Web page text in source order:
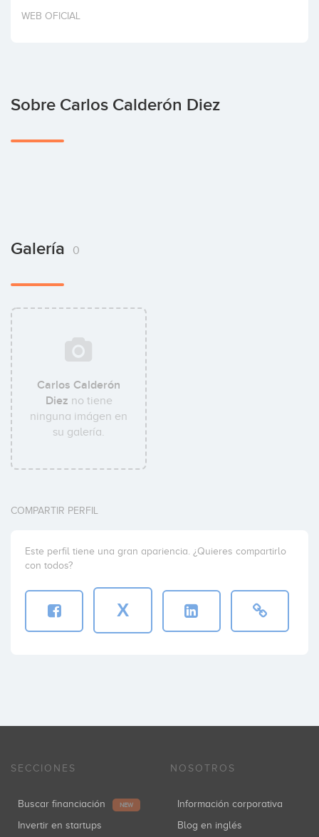
Invertir
WEB OFICIAL
Sobre Carlos Calderón Diez
Galería 0
Carlos Calderón
Diez no tiene
ninguna imágen en
su galería.
COMPARTIR PERFIL
Este perfil tiene una gran apariencia. ¿Quieres compartirlo
con todos?
X
SECCIONES
Buscar financiación NEW
Invertir en startups
NOSOTROS
Información corporativa
Blog en inglés